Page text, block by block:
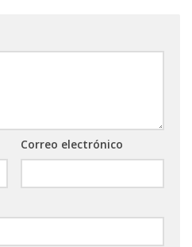
Correo electrónico